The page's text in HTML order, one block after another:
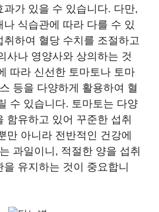
과가 있을 수 있습니다. 다만,
식습관에 따라 다를 수 있
취하여 혈당 수치를 조절하고
사나 영양사와 상의하는 것
따라 신선한 토마토나 토마
등을 다양하게 활용하여 혈
수 있습니다. 토마토는 다양
함유하고 있어 꾸준한 섭취
만 아니라 전반적인 건강에
과일이니, 적절한 양을 섭취
유지하는 것이 중요합니